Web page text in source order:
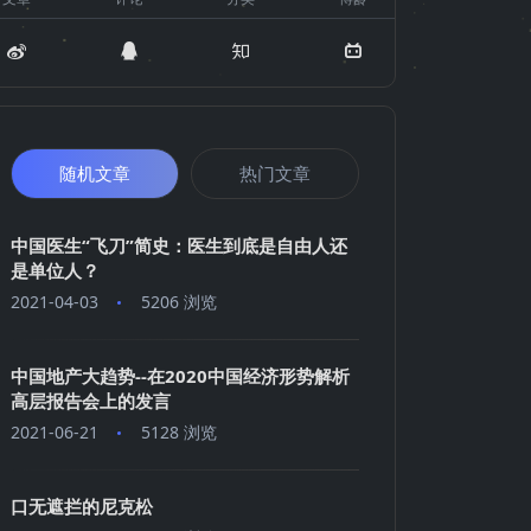
随机文章 热门文章
中国医生“飞刀”简史：医生到底是自由人还
是单位人？
2021-04-03 5206 浏览
中国地产大趋势--在2020中国经济形势解析
高层报告会上的发言
2021-06-21 5128 浏览
口无遮拦的尼克松